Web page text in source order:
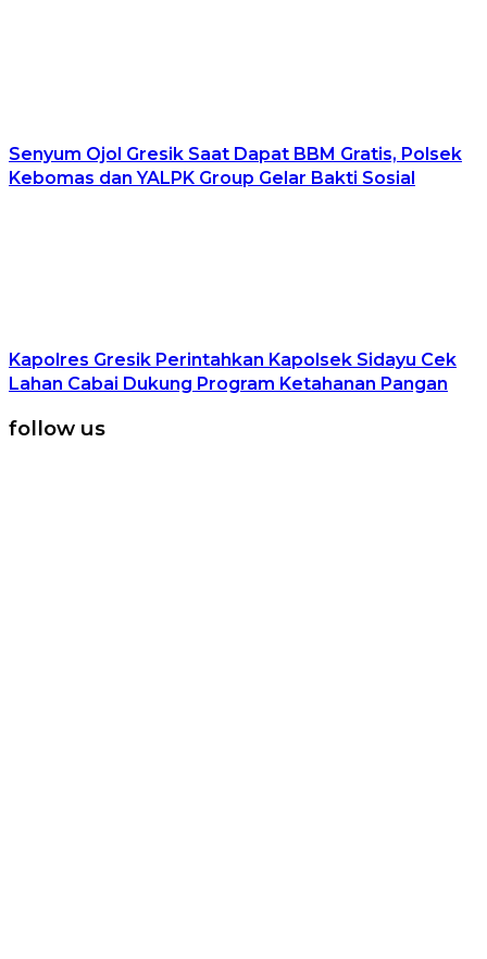
Senyum Ojol Gresik Saat Dapat BBM Gratis, Polsek
Kebomas dan YALPK Group Gelar Bakti Sosial
Kapolres Gresik Perintahkan Kapolsek Sidayu Cek
Lahan Cabai Dukung Program Ketahanan Pangan
follow us